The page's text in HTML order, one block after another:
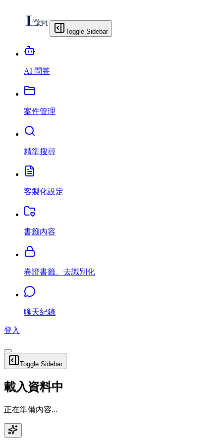
Toggle Sidebar
AI 問答
案件管理
精準搜尋
客製化設定
書籤內容
卷證書籤、去識別化
聊天紀錄
登入
Toggle Sidebar
載入資料中
正在準備內容...